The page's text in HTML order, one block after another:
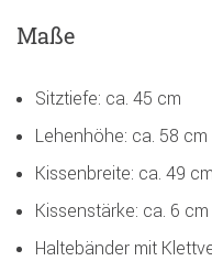
Maße
Sitztiefe: ca. 45 cm
Lehenhöhe: ca. 58 cm
Kissenbreite: ca. 49 cm
Kissenstärke: ca. 6 cm
Haltebänder mit